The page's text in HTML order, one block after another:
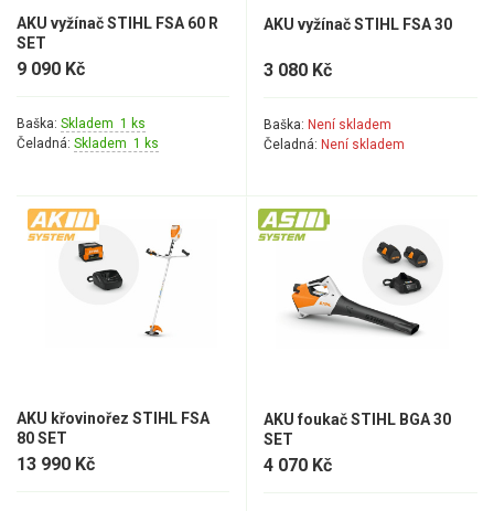
Elektrické tříkolky
Elektrické tříkolky pro seniory
Náhradní díly
Náhradní díly pro motorové pily
Náhradní díly pro sekačky
AKU vyžínač STIHL FSA 60 R
SET
9 090 Kč
Baška: Skladem 1 ks
Čeladná: Skladem 1 ks
AKU vyžínač STIHL FSA 30
3 080 Kč
Baška: Není skladem
Čeladná: Není skladem
AKU křovinořez STIHL FSA
80 SET
13 990 Kč
AKU foukač STIHL BGA 30
SET
4 070 Kč